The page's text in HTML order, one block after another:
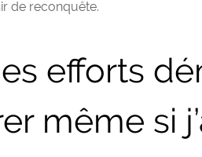
de reconquête.
efforts
même si